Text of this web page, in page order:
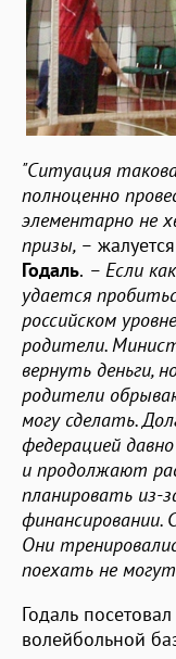
"Ситуация
полноценно
элементарно не
призы, –
Годаль. – Если
удается
российском
родители.
вернуть деньги,
родители
могу сделать.
федерацией
и продолжают
планировать из-
Они
поехать не
Годаль
волейбольной